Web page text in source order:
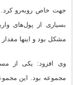
جهت خاص روبه‌رو کرد.
بسیاری از پول‌های
مشکل بود و اینها
وی افزود: یکی از